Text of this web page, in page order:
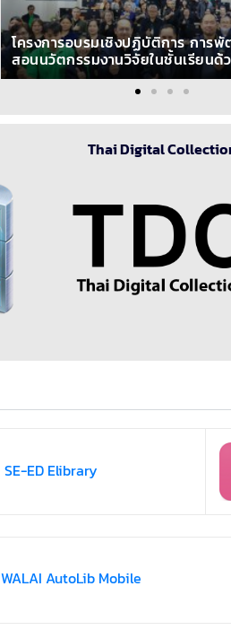
โครงการอบรมเชิงปฏิบัติการ การ
สอนนวัตกรรมงานวิจัยในชั้นเรียนด้
Thai Digital
SE-ED Elibrary
WALAI AutoLib Mobile